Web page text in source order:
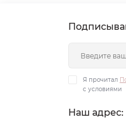
Я прочитал
с условиями
Наш адрес: